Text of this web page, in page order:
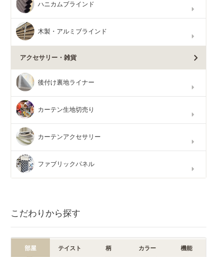
ハニカムブラインド
木製・アルミブラインド
アクセサリー・雑貨
後付け裏地ライナー
カーテン生地切売り
カーテンアクセサリー
ファブリックパネル
こだわりから探す
部屋 テイスト 柄 カラー 機能